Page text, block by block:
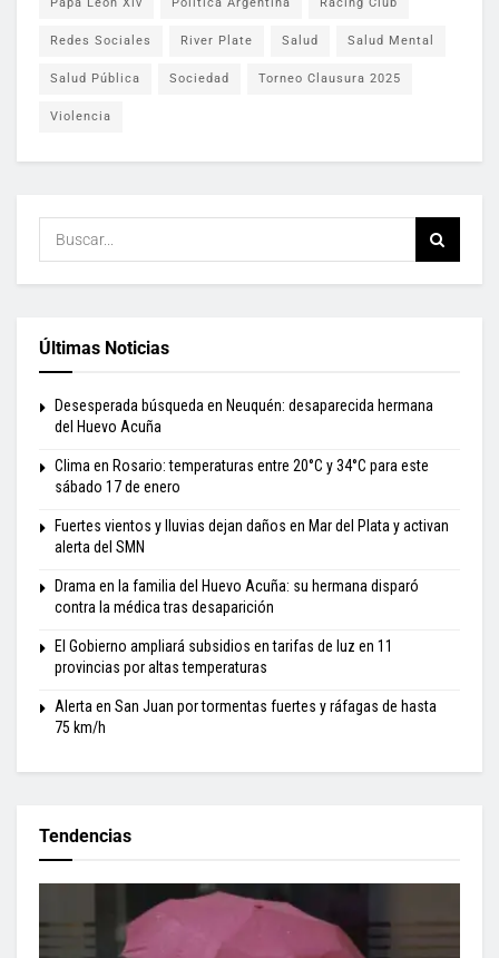
Papa León Xiv Política Argentina Racing Club
Redes Sociales River Plate Salud Salud Mental
Salud Pública Sociedad Torneo Clausura 2025
Violencia
Últimas Noticias
Desesperada búsqueda en Neuquén: desaparecida hermana
del Huevo Acuña
Clima en Rosario: temperaturas entre 20°C y 34°C para este
sábado 17 de enero
Fuertes vientos y lluvias dejan daños en Mar del Plata y activan
alerta del SMN
Drama en la familia del Huevo Acuña: su hermana disparó
contra la médica tras desaparición
El Gobierno ampliará subsidios en tarifas de luz en 11
provincias por altas temperaturas
Alerta en San Juan por tormentas fuertes y ráfagas de hasta
75 km/h
Tendencias